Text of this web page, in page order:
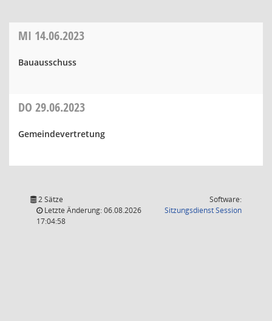
MI 14.06.2023
Bauausschuss
DO 29.06.2023
Gemeindevertretung
2 Sätze
Letzte Änderung: 06.08.2026
17:04:58
Software:
SitzungsdienstSession(Wird in